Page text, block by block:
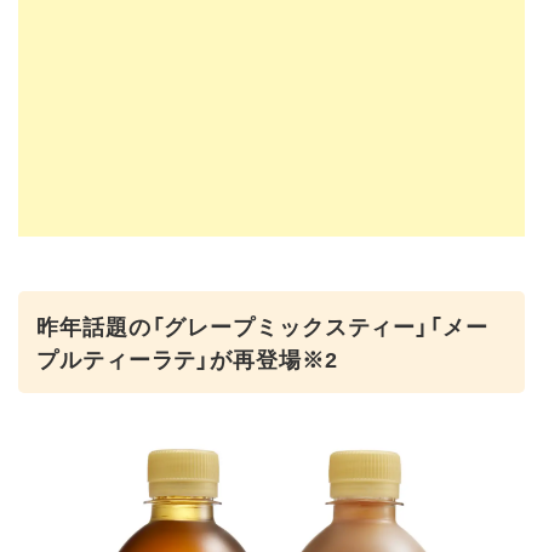
昨年話題の「グレープミックスティー」「メー
プルティーラテ」が再登場※2